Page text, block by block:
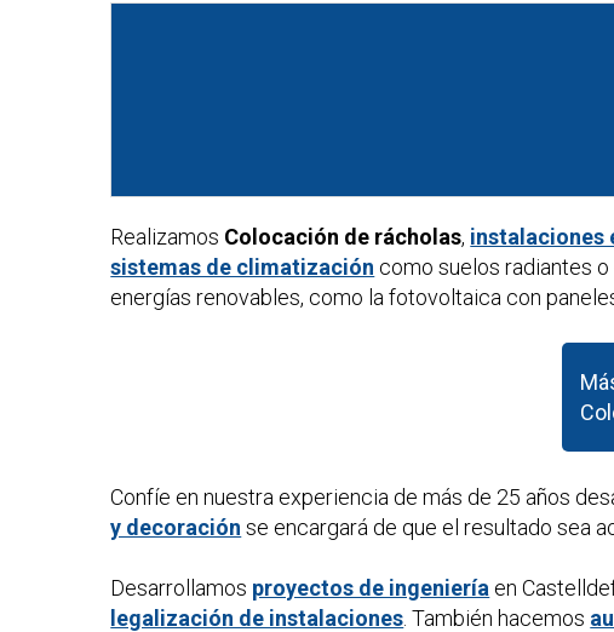
Realizamos Colocación de rácholas, instalaciones
sistemas de climatización como suelos radiantes o
energías renovables, como la fotovoltaica con
Confíe en nuestra experiencia de más de 25 años
y decoración se encargará de que el resultado sea
Desarrollamos proyectos de ingeniería en
legalización de instalaciones . También hacemos